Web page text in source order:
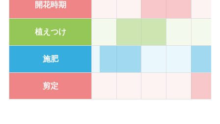
開花時期
植えつけ
施肥
剪定